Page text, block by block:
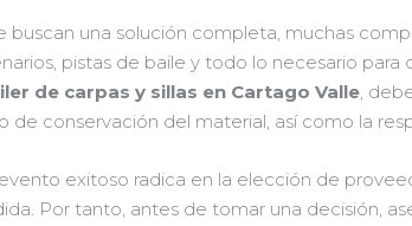
buscan una solución completa, muchas
pistas de baile y todo lo necesario
de carpas y sillas en Cartago Valle,
de conservación del material, así como la
exitoso radica en la elección de
Por tanto, antes de tomar una decisión,